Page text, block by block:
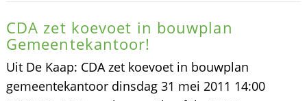
CDA zet koevoet in bouwplan
Gemeentekantoor!
Uit De Kaap: CDA zet koevoet in bouwplan
gemeentekantoor dinsdag 31 mei 2011 14:00